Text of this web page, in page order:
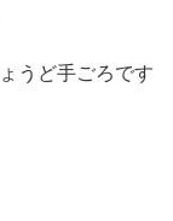
うど手ごろです